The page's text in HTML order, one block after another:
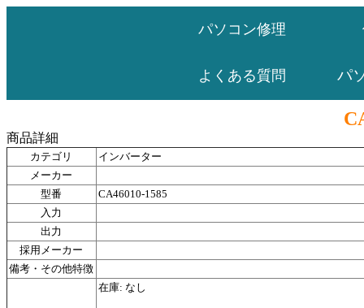
パソコン修理
よくある質問 パ
商品詳細
カテゴリ
インバーター
メーカー
型番
CA46010-1585
入力
出力
採用メーカー
備考・その他特徴
在庫: なし